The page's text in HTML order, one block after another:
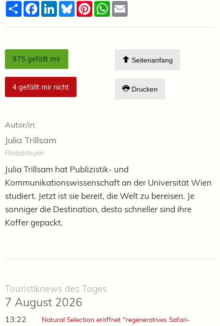
TeilenFacebook
LinkedInBlueskyPinterestWhatsApp
975 gefällt mir
4 gefällt mir nicht
Seitenanfang
Drucken
Autor/in:
Julia Trillsam
Redakteurin
Julia Trillsam hat Publizistik- und
Kommunikationswissenschaft an der Universität Wien
studiert. Jetzt ist sie bereit, die Welt zu bereisen. Je
sonniger die Destination, desto schneller sind ihre
Koffer gepackt.
Touristiknews des Tages
7 August 2026
13:22
Natural Selection eröffnet "regeneratives Safari-